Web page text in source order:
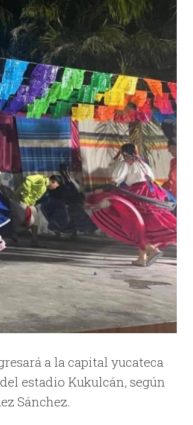
a la capital yucateca
estadio Kukulcán, según
Sánchez.